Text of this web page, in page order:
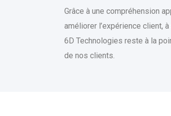
Grâce à une compréhension
améliorer l’expérience client,
6D Technologies reste à la
de nos clients.